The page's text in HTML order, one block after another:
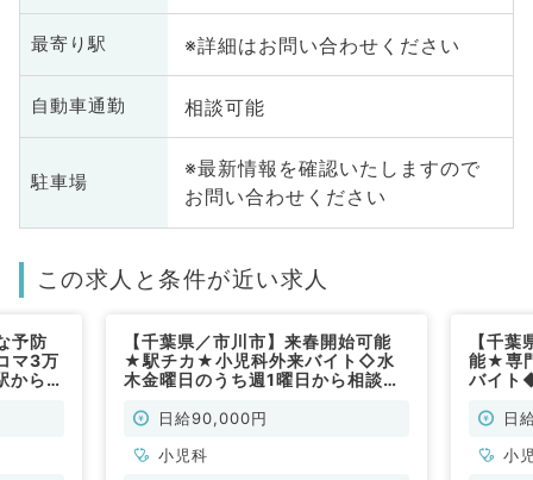
最寄り駅 ※詳細はお問い合わせください
自動車通勤 相談可能
駐車場
※最新情報を確認いたしますので
お問い合わせください
この求人と条件が近い求人
予防
マ3万
からも
【千葉県／市川市】来春開始可能
★駅チカ★小児科外来バイト◇水
木金曜日のうち週1曜日から相談可
名体制（小児科／非常勤）
日給90,000円
小児科
【千
能★専
バイト
日給9
日
小